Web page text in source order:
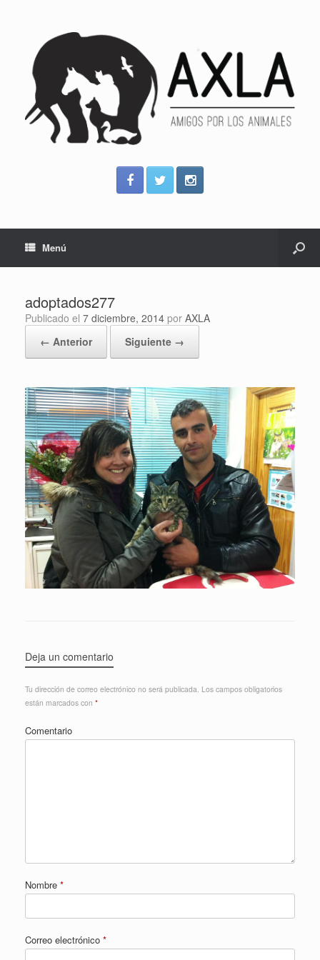
Menú
adoptados277
Publicado el 7 diciembre, 2014 por AXLA
← Anterior
Siguiente →
Deja un comentario
Tu dirección de correo electrónico no será publicada. Los campos obligatorios
están marcados con *
Comentario
Nombre *
Correo electrónico *